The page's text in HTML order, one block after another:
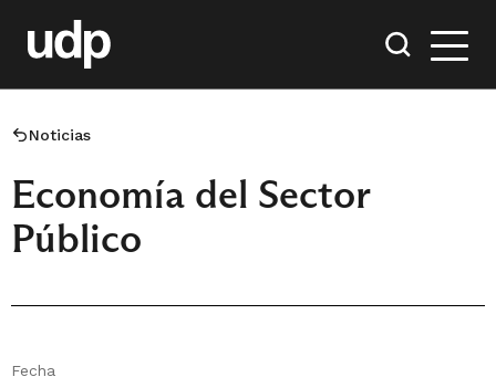
Noticias
Economía del Sector
Público
Fecha